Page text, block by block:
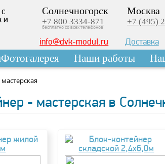
и
Москва
+7 (495)
Солнечногорск
+7 800 3334-871
бесплатно со всех телефонов
info@dvk-modul.ru Доставка
Фотогалерея Наши работы
- мастерская в